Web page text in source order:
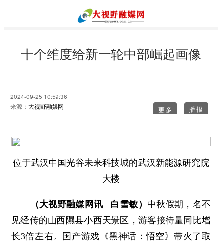
十个维度给新一轮中部崛起画像
2024-09-25 10:59:36
来源： 大视野融媒网 更多
位于武汉中国光谷未来科技城的武汉新能源研究院
大楼
（大视野融媒网讯 白雪敏） 中秋假期，名不
见经传的山西隰县小西天景区，游客接待量同比增
长3倍左右。国产游戏《黑神话：悟空》带火了取